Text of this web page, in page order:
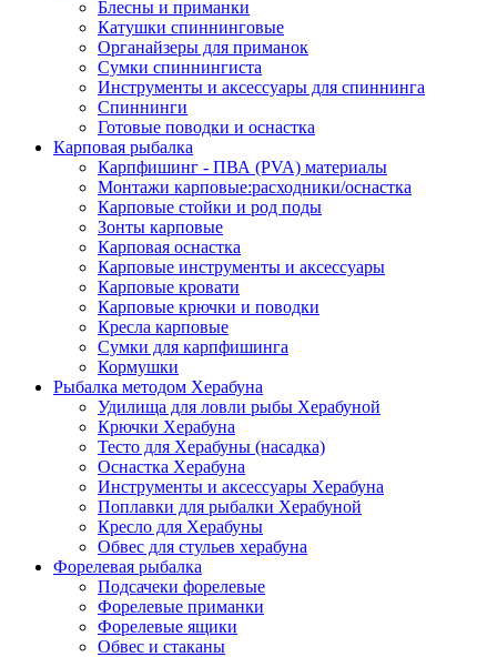
Блесны и приманки
Катушки спиннинговые
Органайзеры для приманок
Сумки спиннингиста
Инструменты и аксессуары для спиннинга
Спиннинги
Готовые поводки и оснастка
Карповая рыбалка
Карпфишинг - ПВА (PVA) материалы
Монтажи карповые:расходники/оснастка
Карповые стойки и род поды
Зонты карповые
Карповая оснастка
Карповые инструменты и аксессуары
Карповые кровати
Карповые крючки и поводки
Кресла карповые
Сумки для карпфишинга
Кормушки
Рыбалка методом Херабуна
Удилища для ловли рыбы Херабуной
Крючки Херабуна
Тесто для Херабуны (насадка)
Оснастка Херабуна
Инструменты и аксессуары Херабуна
Поплавки для рыбалки Херабуной
Кресло для Херабуны
Обвес для стульев херабуна
Форелевая рыбалка
Подсачеки форелевые
Форелевые приманки
Форелевые ящики
Обвес и стаканы